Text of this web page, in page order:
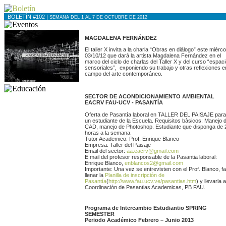
BOLETÍN #102 | SEMANA DEL 1 AL 7 DE OCTUBRE DE 2012
MAGDALENA FERNÁNDEZ
El taller X invita a la charla “Obras en diálogo” este
03/10/12 que dará la artista Magdalena Fernández en el
marco del ciclo de charlas del Taller X y del curso
sensoriales”, exponiendo su trabajo y otras reflexiones
campo del arte contemporáneo.
SECTOR DE ACONDICIONAMIENTO AMBIENTAL
EACRV FAU-UCV - PASANTÍA
Oferta de Pasantía laboral en TALLER DEL PAISAJE
un estudiante de la Escuela. Requisitos bàsicos: Manejo
CAD, manejo de Photoshop. Estudiante que disponga de
horas a la semana.
Tutor Academico: Prof. Enrique Blanco
Empresa: Taller del Paisaje
Email del sector: aa.eacrv@gmail.com
E mail del profesor responsable de la Pasantia laboral:
Enrique Blanco, enblancos2@gmail.com
Importante: Una vez se entrevisten con el Prof. Blanco,
llenar la Planilla de inscripción de
Pasantía(http://www.fau.ucv.ve/pasantias.htm) y llevarla
Coordinaciòn de Pasantias Academicas, PB FAU.
Programa de Intercambio Estudiantio SPRING
SEMESTER
Periodo Académico Febrero – Junio 2013